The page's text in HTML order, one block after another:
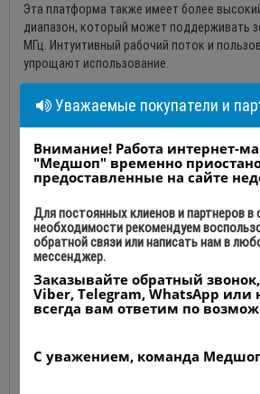
Эта платформа также имеет более
диапазон, который может поддерживать
МГц. Интуитивный рабочий поток и
упрощают использование.
Доставит превосходство в
VINNO G55сочетает в себе высокую
компактные размеры, чтобы
качеству и долговечности изображения.
Передовые технологии
RF-Platform позволяет системе работать
широкому диапазону частот, основанному
Уважаемые покупатели и
Внимание! Работа интернет-
"Медшоп" временно
предоставленные на сайте
Для постоянных клиенов и партнеров в
необходимости рекомендуем
обратной связи или написать нам в
мессенджер.
Заказывайте обратный
Viber, Telegram, WhatsApp
всегда вам ответим по
С уважением, команда